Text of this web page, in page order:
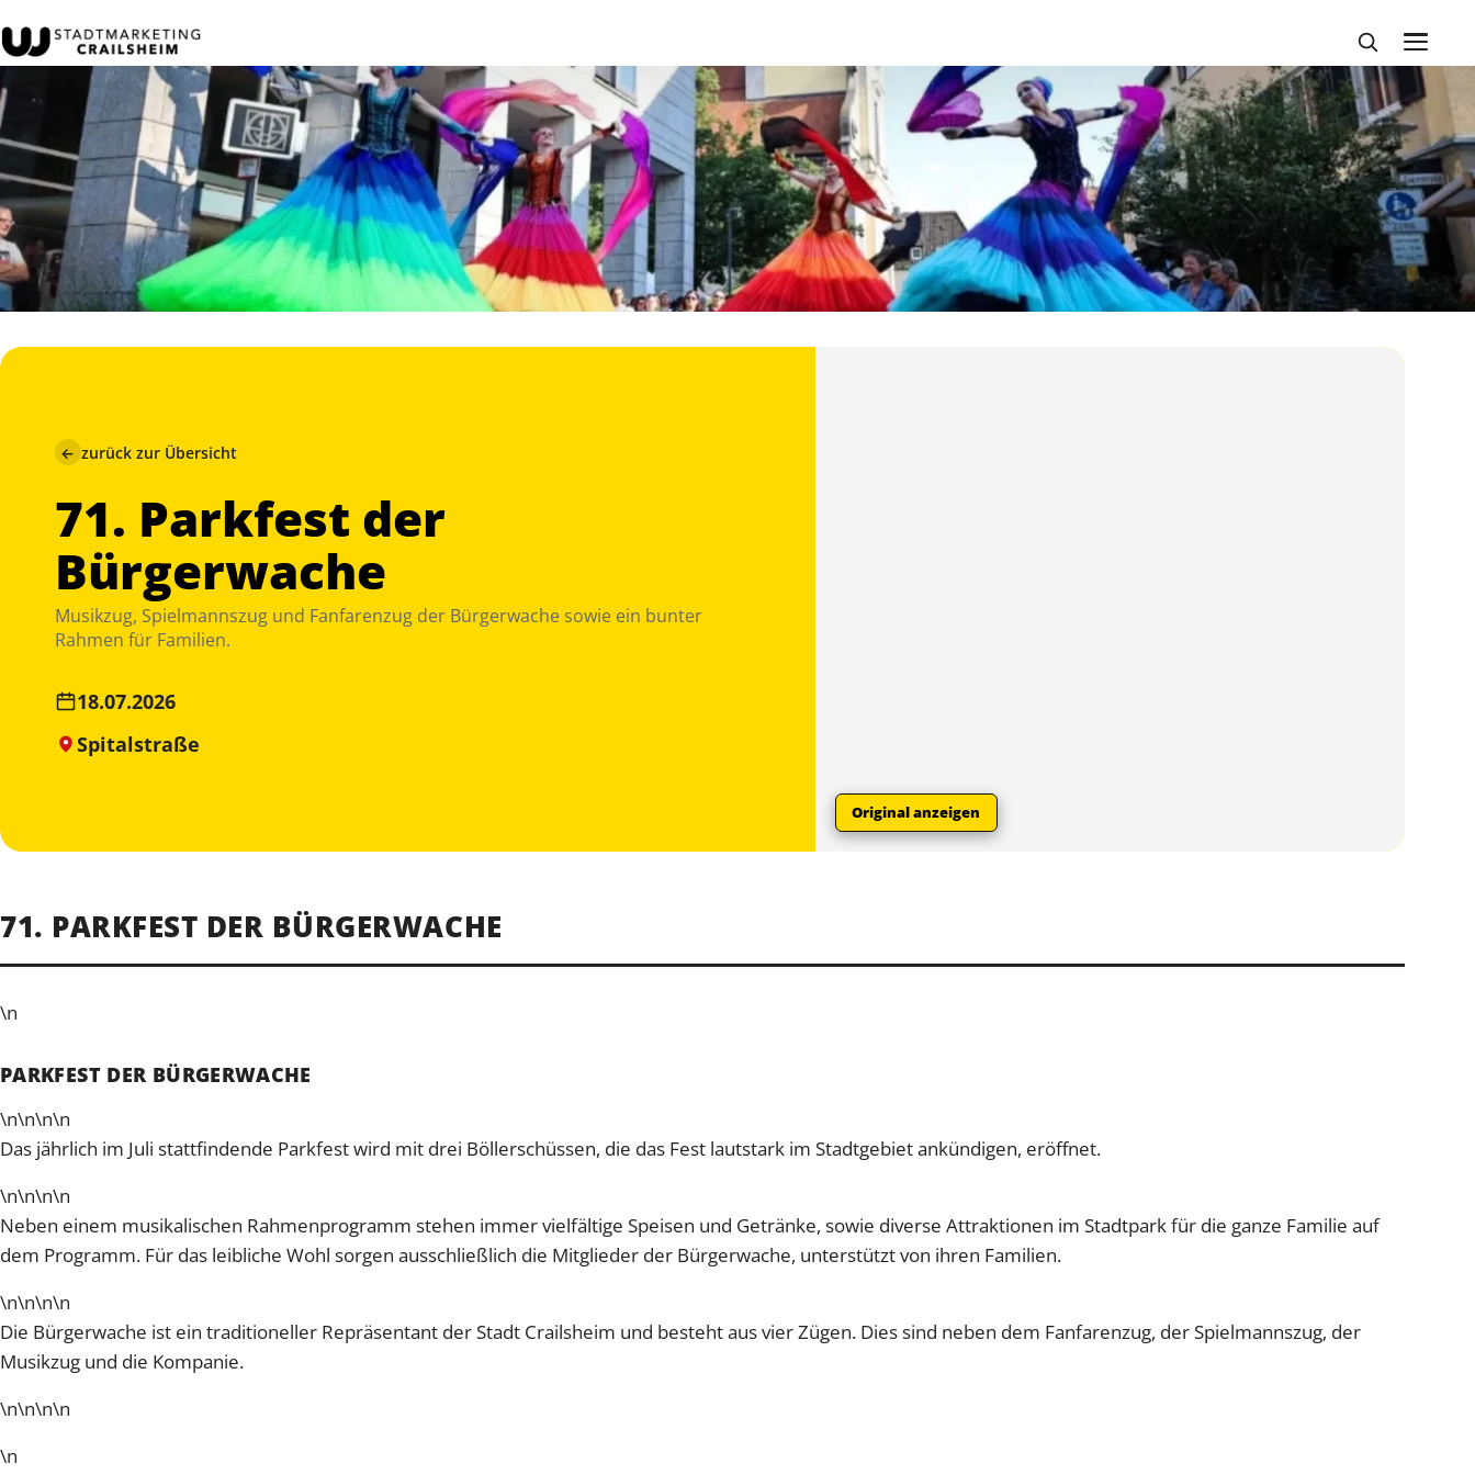
← zurück zur Übersicht
71. Parkfest der
Bürgerwache
Musikzug, Spielmannszug und Fanfarenzug der Bürgerwache sowie ein bunter
Rahmen für Familien.
18.07.2026
Spitalstraße
Original anzeigen
71. PARKFEST DER BÜRGERWACHE
\n
PARKFEST DER BÜRGERWACHE
\n\n\n\n
Das jährlich im Juli stattfindende Parkfest wird mit drei Böllerschüssen, die das Fest lautstark im Stadtgebiet ankündigen, eröffnet.
\n\n\n\n
Neben einem musikalischen Rahmenprogramm stehen immer vielfältige Speisen und Getränke, sowie diverse Attraktionen im Stadtpark für die ganze Familie auf
dem Programm. Für das leibliche Wohl sorgen ausschließlich die Mitglieder der Bürgerwache, unterstützt von ihren Familien.
\n\n\n\n
Die Bürgerwache ist ein traditioneller Repräsentant der Stadt Crailsheim und besteht aus vier Zügen. Dies sind neben dem Fanfarenzug, der Spielmannszug, der
Musikzug und die Kompanie.
\n\n\n\n
\n